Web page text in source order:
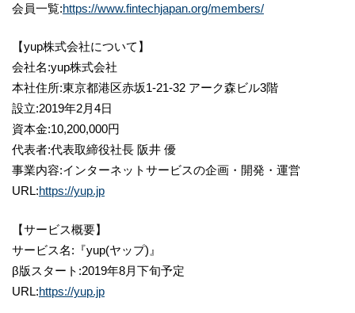
会員一覧:​https://www.fintechjapan.org/members/
【yup株式会社について】
会社名:yup株式会社
本社住所:東京都港区赤坂1-21-32 アーク森ビル3階
設立:2019年2月4日
資本金:10,200,000円
代表者:代表取締役社長 阪井 優
事業内容:インターネットサービスの企画・開発・運営
URL:​https://yup.jp
【サービス概要】
サービス名:『yup(ヤップ)』
β版スタート:2019年8月下旬予定
URL:​https://yup.jp